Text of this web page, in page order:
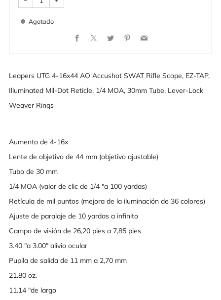
Agotado
Facebook Twitter Pinterest
Email
Leapers UTG 4-16x44 AO Accushot SWAT Rifle Scope, EZ-TAP,
Illuminated Mil-Dot Reticle, 1/4 MOA, 30mm Tube, Lever-Lock
Weaver Rings
Aumento de 4-16x
Lente de objetivo de 44 mm (objetivo ajustable)
Tubo de 30 mm
1/4 MOA (valor de clic de 1/4 "a 100 yardas)
Retícula de mil puntos (mejora de la iluminación de 36 colores)
Ajuste de paralaje de 10 yardas a infinito
Campo de visión de 26,20 pies a 7,85 pies
3.40 "a 3.00" alivio ocular
Pupila de salida de 11 mm a 2,70 mm
21.80 oz.
11.14 "de largo